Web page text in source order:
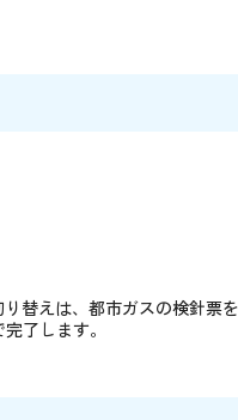
替えは、都市ガスの検針票
了します。